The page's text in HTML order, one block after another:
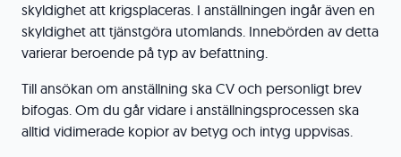
skyldighet att krigsplaceras. I anställningen ingår även en
skyldighet att tjänstgöra utomlands. Innebörden av detta
varierar beroende på typ av befattning.
Till ansökan om anställning ska CV och personligt brev
bifogas. Om du går vidare i anställningsprocessen ska
alltid vidimerade kopior av betyg och intyg uppvisas.